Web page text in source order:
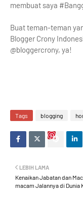
membuat saya
Buat teman-teman
Blogger Crony
@bloggercrony, ya!
Tags blogging
LEBIH LAMA
Kenaikan Jabatan dan
macam Jalannya di Dunia